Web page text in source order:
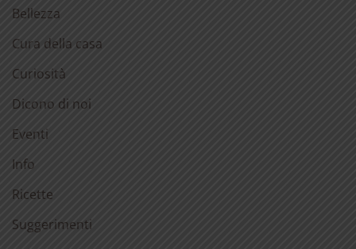
Bellezza
Cura della casa
Curiosità
Dicono di noi
Eventi
Info
Ricette
Suggerimenti